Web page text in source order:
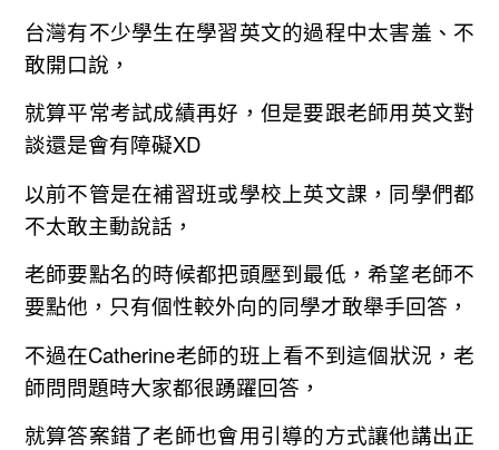
台灣有不少學生在學習英文的過程中太害羞、不
敢開口說，
就算平常考試成績再好，但是要跟老師用英文對
談還是會有障礙XD
以前不管是在補習班或學校上英文課，同學們都
不太敢主動說話，
老師要點名的時候都把頭壓到最低，希望老師不
要點他，只有個性較外向的同學才敢舉手回答，
不過在Catherine老師的班上看不到這個狀況，老
師問問題時大家都很踴躍回答，
就算答案錯了老師也會用引導的方式讓他講出正